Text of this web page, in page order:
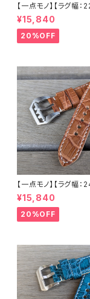
【一点モノ】【ラグ幅：
縫い】【ストレート型】
M22o-1】アリゲータ
エメラルド 国産なめ
地 オイル ヌメ革 ハン
¥15,840
20%OFF
【一点モノ】【ラグ幅：
縫い】【ストレート型】
24S-1】アリゲーター
イル ウォルナット/カフ
国産なめしの本革 下
LEVEL7
¥15,840
20%OFF